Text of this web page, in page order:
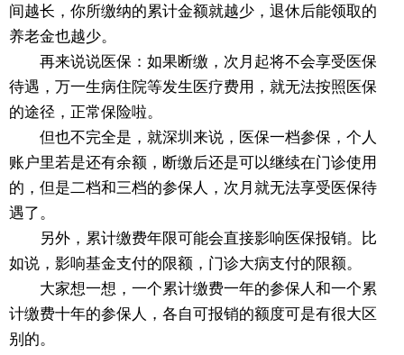
间越长，你所缴纳的累计金额就越少，退休后能领取的
养老金也越少。
再来说说医保：如果断缴，次月起将不会享受医保
待遇，万一生病住院等发生医疗费用，就无法按照医保
的途径，正常保险啦。
但也不完全是，就深圳来说，医保一档参保，个人
账户里若是还有余额，断缴后还是可以继续在门诊使用
的，但是二档和三档的参保人，次月就无法享受医保待
遇了。
另外，累计缴费年限可能会直接影响医保报销。比
如说，影响基金支付的限额，门诊大病支付的限额。
大家想一想，一个累计缴费一年的参保人和一个累
计缴费十年的参保人，各自可报销的额度可是有很大区
别的。